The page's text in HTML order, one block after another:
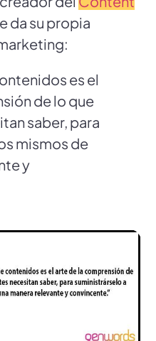
da su propia
es el
de lo que
saber, para
mismos de
y